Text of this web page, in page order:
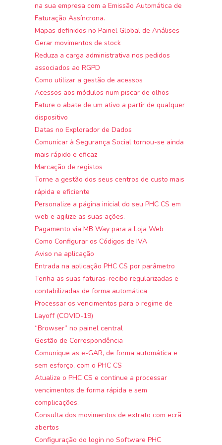
na sua empresa com a Emissão Automática de
Faturação Assíncrona.
Mapas definidos no Painel Global de Análises
Gerar movimentos de stock
Reduza a carga administrativa nos pedidos
associados ao RGPD
Como utilizar a gestão de acessos
Acessos aos módulos num piscar de olhos
Fature o abate de um ativo a partir de qualquer
dispositivo
Datas no Explorador de Dados
Comunicar à Segurança Social tornou-se ainda
mais rápido e eficaz
Marcação de registos
Torne a gestão dos seus centros de custo mais
rápida e eficiente
Personalize a página inicial do seu PHC CS em
web e agilize as suas ações.
Pagamento via MB Way para a Loja Web
Como Configurar os Códigos de IVA
Aviso na aplicação
Entrada na aplicação PHC CS por parâmetro
Tenha as suas faturas-recibo regularizadas e
contabilizadas de forma automática
Processar os vencimentos para o regime de
Layoff (COVID-19)
“Browser” no painel central
Gestão de Correspondência
Comunique as e-GAR, de forma automática e
sem esforço, com o PHC CS
Atualize o PHC CS e continue a processar
vencimentos de forma rápida e sem
complicações.
Consulta dos movimentos de extrato com ecrã
abertos
Configuração do login no Software PHC